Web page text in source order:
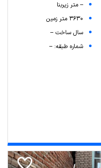
-- متر زیربنا
3630 متر زمین
سال ساخت --
شماره طبقه: --